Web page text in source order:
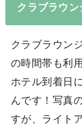
クラブラウ
クラブラウン
の時間帯も利
ホテル到着日
んです！写真
すが、ライト